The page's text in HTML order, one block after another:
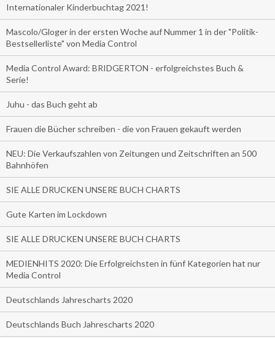
Internationaler Kinderbuchtag 2021!
Mascolo/Gloger in der ersten Woche auf Nummer 1 in der "Politik-
Bestsellerliste" von Media Control
Media Control Award: BRIDGERTON - erfolgreichstes Buch &
Serie!
Juhu - das Buch geht ab
Frauen die Bücher schreiben - die von Frauen gekauft werden
NEU: Die Verkaufszahlen von Zeitungen und Zeitschriften an 500
Bahnhöfen
SIE ALLE DRUCKEN UNSERE BUCH CHARTS
Gute Karten im Lockdown
SIE ALLE DRUCKEN UNSERE BUCH CHARTS
MEDIENHITS 2020: Die Erfolgreichsten in fünf Kategorien hat nur
Media Control
Deutschlands Jahrescharts 2020
Deutschlands Buch Jahrescharts 2020